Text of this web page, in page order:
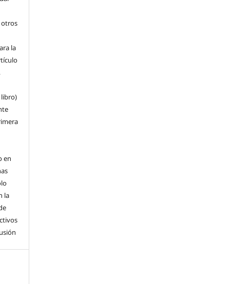
otros
la
en
la